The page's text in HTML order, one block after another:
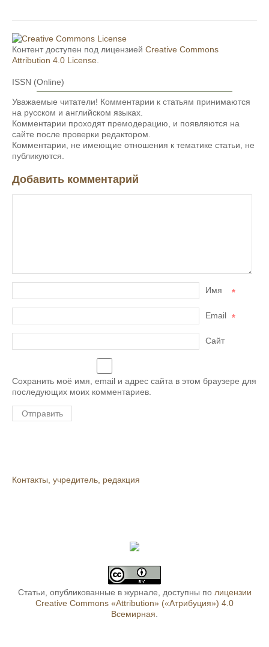
Контент доступен под лицензией Creative Commons
Attribution 4.0 License
ISSN (Online)
Уважаемые читатели! Комментарии к статьям принимаются
на русском и английском языках.
Комментарии проходят премодерацию, и появляются на
сайте после проверки редактором.
Комментарии, не имеющие отношения к тематике статьи, не
публикуются.
Добавить комментарий
Имя *
Email *
Сайт
Сохранить моё имя, email и адрес сайта в этом браузере для
последующих моих комментариев.
Контакты, учредитель, редакция
Статьи, опубликованные в журнале, доступны по лицензии
Creative Commons «Attribution» («Атрибуция») 4.0
Всемирная